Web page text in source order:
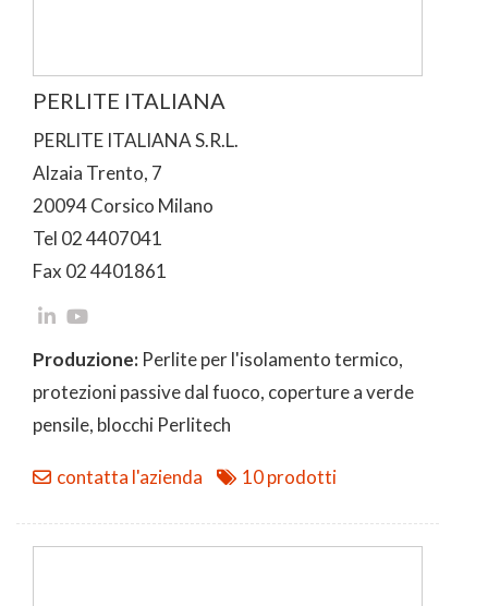
PERLITE ITALIANA
PERLITE ITALIANA S.R.L.
Alzaia Trento, 7
20094 Corsico Milano
Tel 02 4407041
Fax 02 4401861
Produzione: Perlite per l'isolamento termico,
protezioni passive dal fuoco, coperture a verde
pensile, blocchi Perlitech
contatta l'azienda 10 prodotti